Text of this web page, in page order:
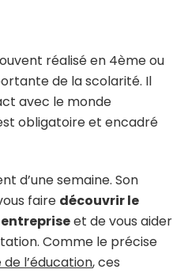
réalisé en 4ème ou
de la scolarité. Il
avec le monde
obligatoire et encadré
d’une semaine. Son
faire découvrir le
et de vous aider
Comme le précise
l’éducation, ces